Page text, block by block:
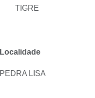
TIGRE
Localidade
PEDRA LISA